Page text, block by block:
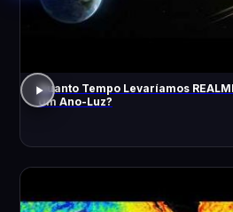
Quanto Tempo Levaríamos
Um Ano-Luz?